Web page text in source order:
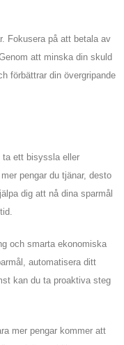
Fokusera på att betala av
att minska din skuld
förbättrar din övergripande
ta ett bisyssla eller
pengar du tjänar, desto
dig att nå dina sparmål
och smarta ekonomiska
automatisera ditt
kan du ta proaktiva steg
mer pengar kommer att